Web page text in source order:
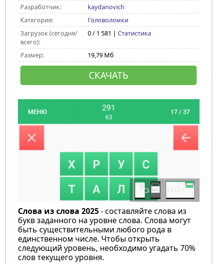
Разработчик:
kaydanovich
Категория:
Головоломки
Загрузок (сегодня/
всего):
0 / 1 581 | Статистика
Размер: 19,79 Мб
СКАЧАТЬ
Слова из слова 2025- составляйте слова из
букв заданного на уровне слова. Слова могут
быть существительными любого рода в
единственном числе. Чтобы открыть
следующий уровень, необходимо угадать 70%
слов текущего уровня.